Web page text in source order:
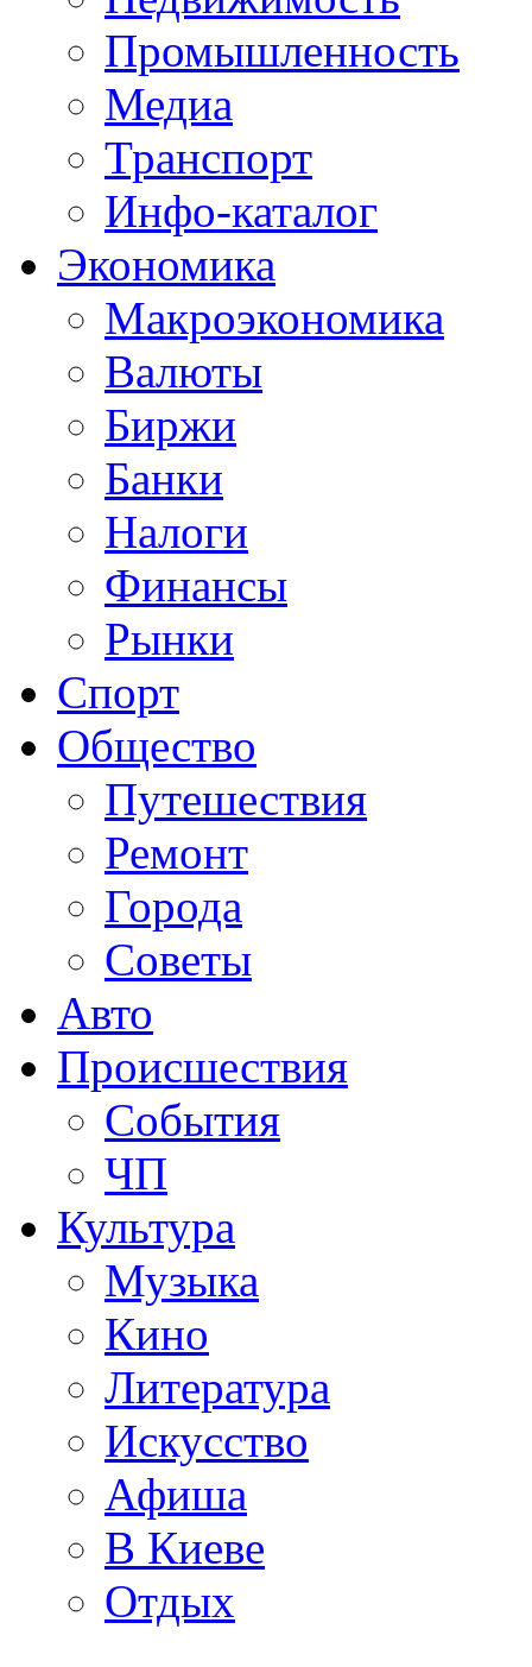
Промышленность
Медиа
Транспорт
Инфо-каталог
Экономика
Макроэкономика
Валюты
Биржи
Банки
Налоги
Финансы
Рынки
Спорт
Общество
Путешествия
Ремонт
Города
Советы
Авто
Происшествия
События
ЧП
Культура
Музыка
Кино
Литература
Искусство
Афиша
В Киеве
Отдых